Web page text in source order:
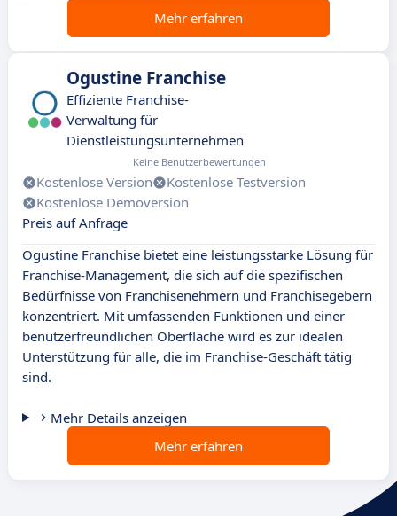
Mehr erfahren
Ogustine Franchise
Effiziente Franchise-
Verwaltung für
Dienstleistungsunternehmen
Keine Benutzerbewertungen
Kostenlose Version
Kostenlose Testversion
Kostenlose Demoversion
Preis auf Anfrage
Ogustine Franchise bietet eine leistungsstarke Lösung für
Franchise-Management, die sich auf die spezifischen
Bedürfnisse von Franchisenehmern und Franchisegebern
konzentriert. Mit umfassenden Funktionen und einer
benutzerfreundlichen Oberfläche wird es zur idealen
Unterstützung für alle, die im Franchise-Geschäft tätig
sind.
Mehr Details anzeigen
Mehr erfahren